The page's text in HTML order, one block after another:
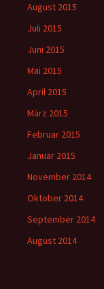
August 2015
Juli 2015
Juni 2015
Mai 2015
April 2015
März 2015
Februar 2015
Januar 2015
November 2014
Oktober 2014
September 2014
August 2014